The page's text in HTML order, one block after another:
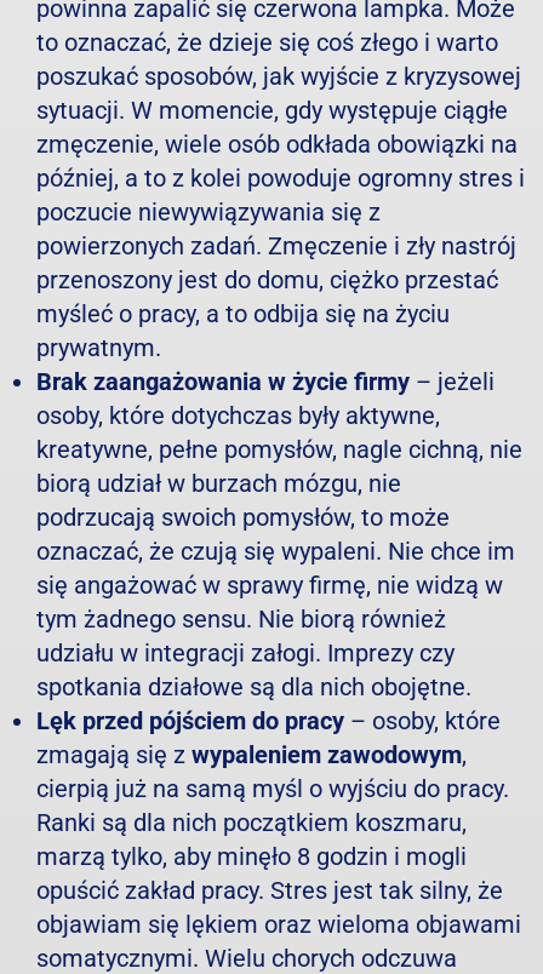
powinna zapalić się czerwona lampka. Może
to oznaczać, że dzieje się coś złego i warto
poszukać sposobów, jak wyjście z kryzysowej
sytuacji. W momencie, gdy występuje ciągłe
zmęczenie, wiele osób odkłada obowiązki na
później, a to z kolei powoduje ogromny stres i
poczucie niewywiązywania się z
powierzonych zadań. Zmęczenie i zły nastrój
przenoszony jest do domu, ciężko przestać
myśleć o pracy, a to odbija się na życiu
prywatnym.
Brak zaangażowania w życie firmy – jeżeli
osoby, które dotychczas były aktywne,
kreatywne, pełne pomysłów, nagle cichną, nie
biorą udział w burzach mózgu, nie
podrzucają swoich pomysłów, to może
oznaczać, że czują się wypaleni. Nie chce im
się angażować w sprawy firmę, nie widzą w
tym żadnego sensu. Nie biorą również
udziału w integracji załogi. Imprezy czy
spotkania działowe są dla nich obojętne.
Lęk przed pójściem do pracy – osoby, które
zmagają się z wypaleniem zawodowym,
cierpią już na samą myśl o wyjściu do pracy.
Ranki są dla nich początkiem koszmaru,
marzą tylko, aby minęło 8 godzin i mogli
opuścić zakład pracy. Stres jest tak silny, że
objawiam się lękiem oraz wieloma objawami
somatycznymi. Wielu chorych odczuwa